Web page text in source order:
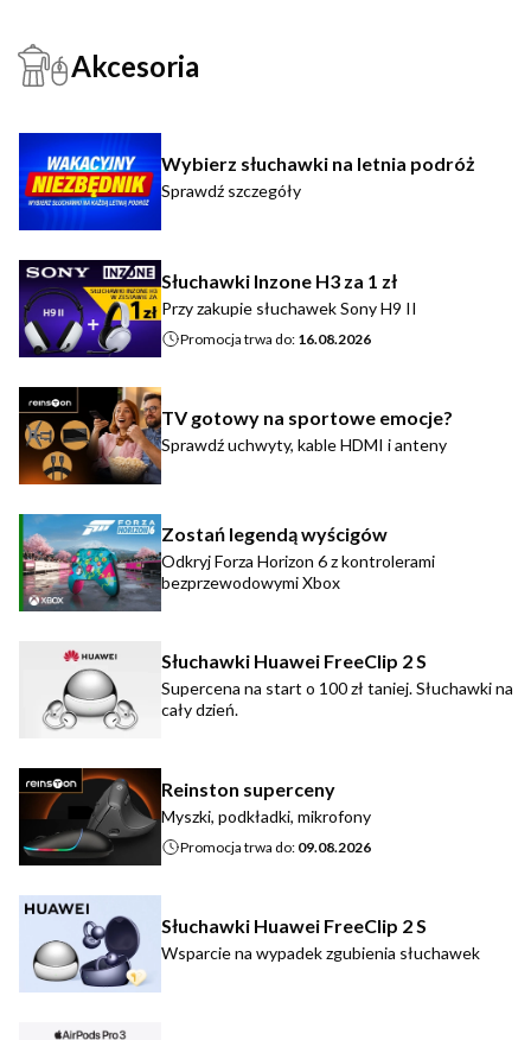
Akcesoria
Wybierz słuchawki na letnia podróż
Sprawdź szczegóły
Słuchawki Inzone H3 za 1 zł
Przy zakupie słuchawek Sony H9 II
Promocja trwa do: 16.08.2026
TV gotowy na sportowe emocje?
Sprawdź uchwyty, kable HDMI i anteny
Zostań legendą wyścigów
Odkryj Forza Horizon 6 z kontrolerami
bezprzewodowymi Xbox
Słuchawki Huawei FreeClip 2 S
Supercena na start o 100 zł taniej. Słuchawki na
cały dzień.
Reinston superceny
Myszki, podkładki, mikrofony
Promocja trwa do: 09.08.2026
Słuchawki Huawei FreeClip 2 S
Wsparcie na wypadek zgubienia słuchawek